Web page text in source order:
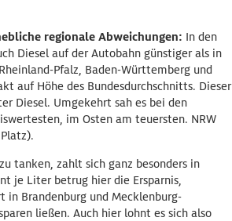
regionale Abweichungen: In den
Diesel auf der Autobahn günstiger als in
Pfalz, Baden-Württemberg und
auf Höhe des Bundesdurchschnitts. Dieser
Diesel. Umgekehrt sah es bei den
im Osten am teuersten. NRW
tanken, zahlt sich ganz besonders in
je Liter betrug hier die Ersparnis,
in Brandenburg und Mecklenburg-
ließen. Auch hier lohnt es sich also